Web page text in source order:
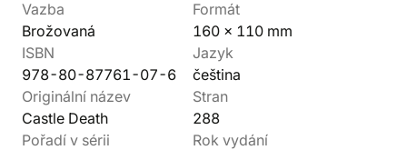
Vazba
Brožovaná
Formát
160 x 110 mm
ISBN
978-80-87761-07-6
Jazyk
čeština
Originální název
Castle Death
Stran
288
Pořadí v sérii
Rok vydání